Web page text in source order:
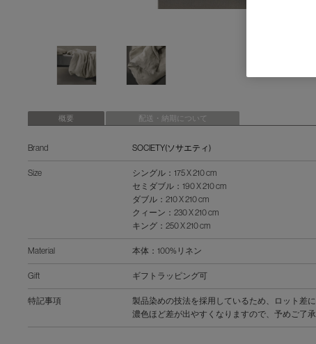
概要 配送・納期について
Brand SOCIETY(ソサエティ)
Size
シングル：175 X 210 cm
セミダブル：190 X 210 cm
ダブル：210 X 210 cm
クィーン：230 X 210 cm
キング：250 X 210 cm
Material 本体：100%リネン
Gift ギフトラッピング可
特記事項
製品染めの技法を採用しているため、ロット差
濃色ほど差が出やすくなりますので、予めご了承